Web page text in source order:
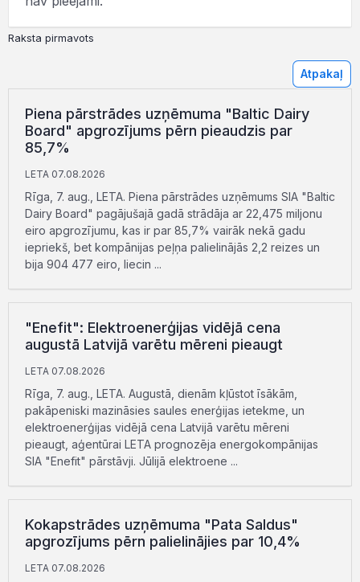
Raksta pirmavots
Atpakaļ
Piena pārstrādes uzņēmuma "Baltic Dairy
Board" apgrozījums pērn pieaudzis par
85,7%
LETA 07.08.2026
Rīga, 7. aug., LETA. Piena pārstrādes uzņēmums SIA "Baltic
Dairy Board" pagājušajā gadā strādāja ar 22,475 miljonu
eiro apgrozījumu, kas ir par 85,7% vairāk nekā gadu
iepriekš, bet kompānijas peļņa palielinājās 2,2 reizes un
bija 904 477 eiro, liecin ...
"Enefit": Elektroenerģijas vidējā cena
augustā Latvijā varētu mēreni pieaugt
LETA 07.08.2026
Rīga, 7. aug., LETA. Augustā, dienām kļūstot īsākām,
pakāpeniski mazināsies saules enerģijas ietekme, un
elektroenerģijas vidējā cena Latvijā varētu mēreni
pieaugt, aģentūrai LETA prognozēja energokompānijas
SIA "Enefit" pārstāvji. Jūlijā elektroene ...
Kokapstrādes uzņēmuma "Pata Saldus"
apgrozījums pērn palielinājies par 10,4%
LETA 07.08.2026